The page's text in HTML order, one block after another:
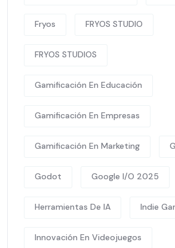
Fryos FRYOS STUDIO
FRYOS STUDIOS
Gamificación En Educación
Gamificación En Empresas
Gamificación En Marketing
Godot Google I/O 2025
Herramientas De IA Indie
Innovación En Videojuegos